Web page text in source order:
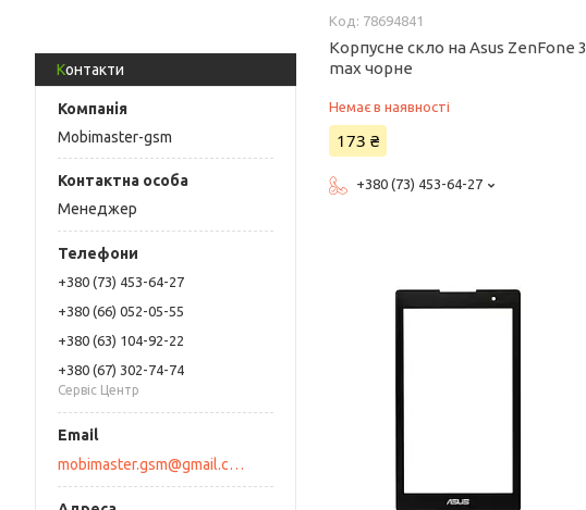
Контакти
Mobimaster-gsm
Менеджер
+380 (73) 453-64-27
+380 (66) 052-05-55
+380 (63) 104-92-22
+380 (67) 302-74-74
Сервіс Центр
mobimaster.gsm@gmail.com
78694841
Корпусне скло на Asus ZenFone 3
max чорне
Немає в наявності
173 ₴
+380 (73) 453-64-27